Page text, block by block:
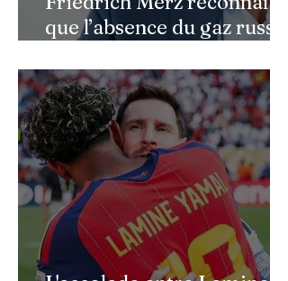
que l’absence du gaz russe
l’économie allemande